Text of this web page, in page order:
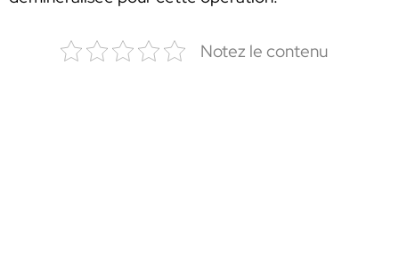
Notez le contenu